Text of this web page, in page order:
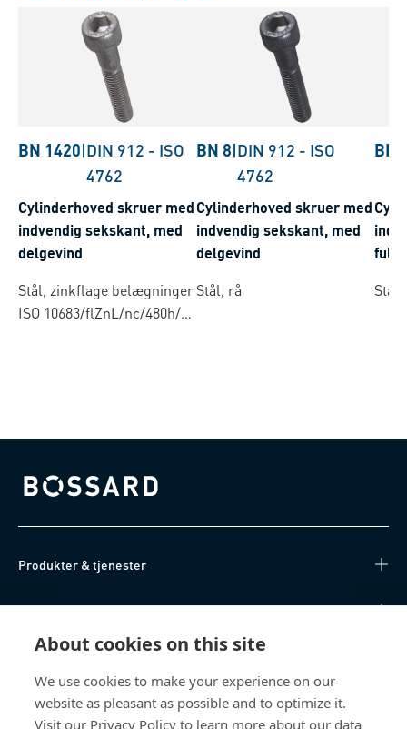
About cookies on this site
We use cookies to make your experience on our
website as pleasant as possible and to optimize it.
Visit our Privacy Policy to learn more about our data
BN 1420|DIN 912 - ISO
4762
Cylinderhoved skruer med
indvendig sekskant, med
delgevind
Stål, zinkflage belægninger
ISO 10683/flZnL/nc/480h/C
BN 8|DIN 912 - ISO
4762
Cylinderhoved skruer med
indvendig sekskant, med
delgevind
Stål, rå
BN
fuldt
Stål,
Bossard homepage
Produkter & tjenester
Videnscenter
Om os